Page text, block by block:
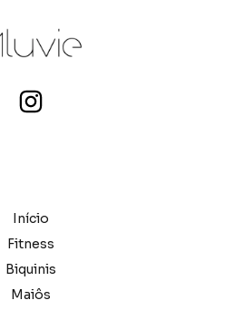
Início
Fitness
Biquinis
Maiôs